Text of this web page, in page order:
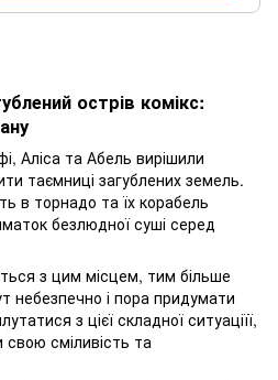
острів комікс:
Аліса та Абель вирішили
таємниці загублених земель.
в торнадо та їх корабель
безлюдної суші серед
з цим місцем, тим більше
небезпечно і пора придумати
з цієї складної ситуаціїї,
сміливість та